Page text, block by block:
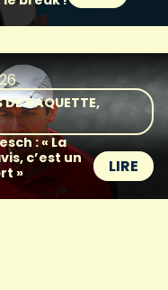
DE RAQUETTE
: « La
c’est un
»
LIRE